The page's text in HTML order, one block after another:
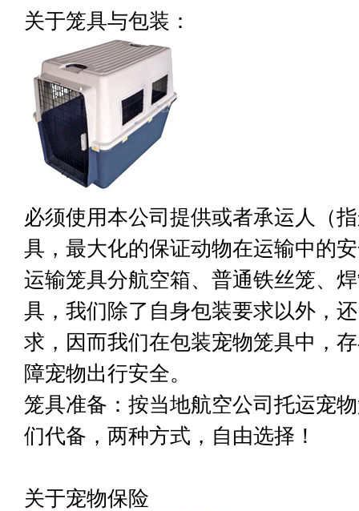
关于笼具与包装：
必须使用本公司提供或者承运人（
具，最大化的保证动物在运输中的
运输笼具分航空箱、普通铁丝笼、
具，我们除了自身包装要求以外，
求，因而我们在包装宠物笼具中，
障宠物出行安全。
笼具准备：按当地航空公司托运宠
们代备，两种方式，自由选择！
关于宠物保险